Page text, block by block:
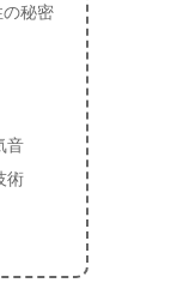
秘密
音
術